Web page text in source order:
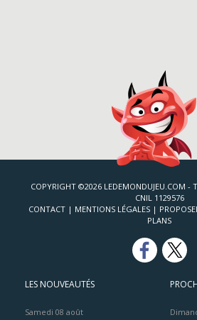
COPYRIGHT ©2026 LEDEMONDUJEU.COM -
CNIL 1129576
CONTACT | MENTIONS LÉGALES |
PLANS
LES NOUVEAUTÉS
Samedi 08 août